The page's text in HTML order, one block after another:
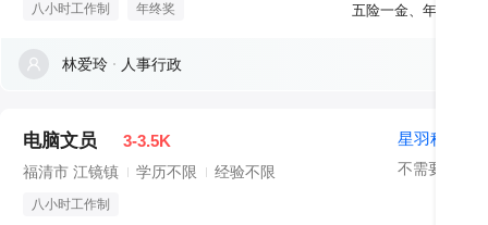
八小时工作制 年终奖
林爱玲 人事行政
电脑文员 3-3.5K
福清市 江镜镇 学历不限 经验不限
八小时工作制
星羽科技
不需要融资